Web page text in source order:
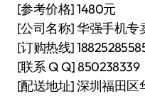
[参考价格] 1480元
[公司名称] 华强手机专
[订购热线]
[联系 Q Q] 850238339
[配送地址] 深圳福田区